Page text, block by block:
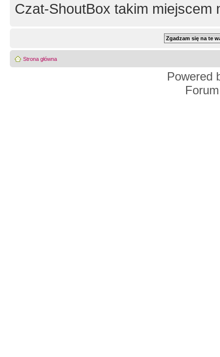
Czat-ShoutBox takim miejscem
Strona główna
Powered